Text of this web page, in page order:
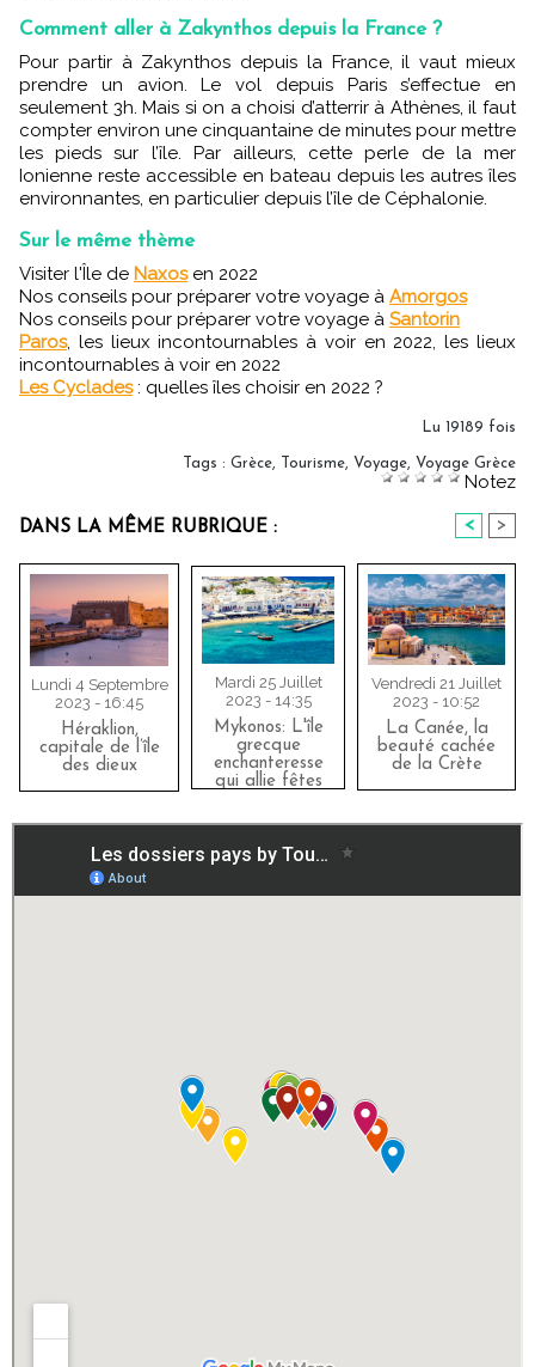
Comment aller à Zakynthos depuis la France ?
Pour partir à Zakynthos depuis la France, il vaut mieux
prendre un avion. Le vol depuis Paris s’effectue en
seulement 3h. Mais si on a choisi d’atterrir à Athènes, il faut
compter environ une cinquantaine de minutes pour mettre
les pieds sur l’île. Par ailleurs, cette perle de la mer
Ionienne reste accessible en bateau depuis les autres îles
environnantes, en particulier depuis l’île de Céphalonie.
Sur le même thème
Visiter l'Île de Naxosen 2022
Nos conseils pour préparer votre voyage à Amorgos
Nos conseils pour préparer votre voyage à Santorin
Paros, les lieux incontournables à voir en 2022, les lieux
incontournables à voir en 2022
Les Cyclades: quelles îles choisir en 2022 ?
Lu 19189 fois
Tags : Grèce, Tourisme, Voyage, Voyage Grèce
Notez
DANS LA MÊME RUBRIQUE : < >
Lundi 4 Septembre
2023 - 16:45
Héraklion,
capitale de l’île
des dieux
Mardi 25 Juillet
2023 - 14:35
Mykonos: L'île
grecque
enchanteresse
qui allie fêtes
Vendredi 21 Juillet
2023 - 10:52
La Canée, la
beauté cachée
de la Crète